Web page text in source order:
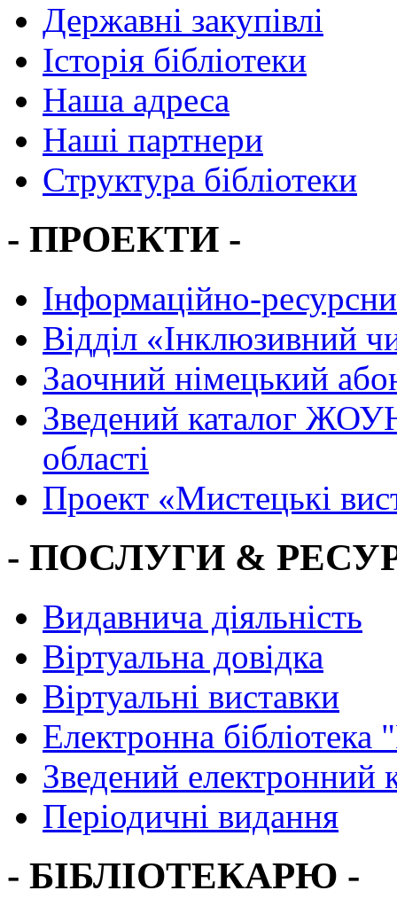
Державні закупівлі
Історія бібліотеки
Наша адреса
Наші партнери
Структура бібліотеки
- ПРОЕКТИ -
Інформаційно-
Вiддiл «Інклюзивний
Заочний німецький
Зведений каталог
області
Проект «Мистецькі
- ПОСЛУГИ &
Видавнича діяльність
Віртуальна довідка
Віртуальні виставки
Електронна
Зведений електронний
Періодичні видання
- БІБЛІОТЕКАРЮ -